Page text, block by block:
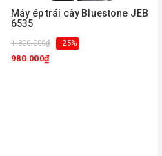
Máy ép trái cây Bluestone JEB
6535
1.300.000₫ - 25%
980.000₫